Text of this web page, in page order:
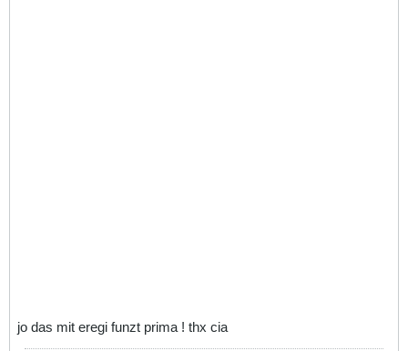
jo das mit eregi funzt prima ! thx cia